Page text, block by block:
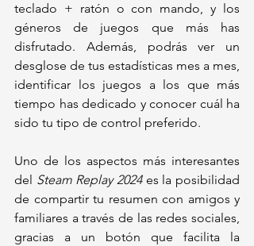
teclado + ratón o con mando, y los
géneros de juegos que más has
disfrutado. Además, podrás ver un
desglose de tus estadísticas mes a mes,
identificar los juegos a los que más
tiempo has dedicado y conocer cuál ha
sido tu tipo de control preferido.
Uno de los aspectos más interesantes
del Steam Replay 2024 es la posibilidad
de compartir tu resumen con amigos y
familiares a través de las redes sociales,
gracias a un botón que facilita la